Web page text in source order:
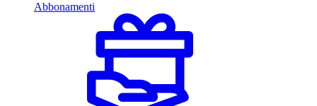
Abbonamenti